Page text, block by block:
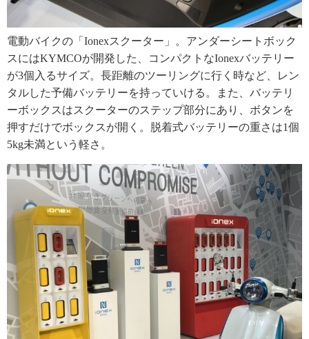
電動バイクの「Ionexスクーター」。アンダーシートボック
スにはKYMCOが開発した、コンパクトなIonexバッテリー
が3個入るサイズ。長距離のツーリングに行く時など、レン
タルした予備バッテリーを持っていける。また、バッテリ
ーボックスはスクーターのステップ部分にあり、ボタンを
押すだけでボックスが開く。脱着式バッテリーの重さは1個
5kg未満という軽さ。